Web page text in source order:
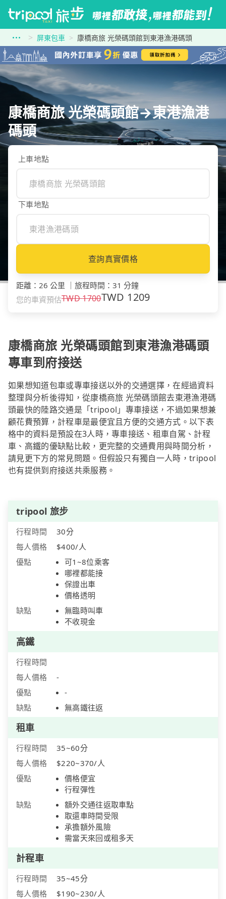
屏東包車 康橋商旅 光榮碼頭館到東港漁港碼頭
康橋商旅 光榮碼頭館→東港漁港
碼頭
上車地點
下車地點
查詢真實價格
距離 ： 26 公里 ｜ 旅程時間 ： 31 分鐘
您的車資預估TWD1700TWD 1209
康橋商旅 光榮碼頭館到東港漁港碼頭
專車到府接送
如果想知道包車或專車接送以外的交通選擇，在經過資料
整理與分析後得知，從康橋商旅 光榮碼頭館去東港漁港碼
頭最快的陸路交通是「tripool」專車接送，不過如果想兼
顧花費預算，計程車是最便宜且方便的交通方式。以下表
格中的資料是預設在3人時，專車接送、租車自駕、計程
車、高鐵的優缺點比較，更完整的交通費用與時間分析，
請見更下方的常見問題。但假設只有獨自一人時，tripool
也有提供到府接送共乘服務。
tripool 旅步
行程時間
30分
每人價格
$400/人
優點
可1~8位乘客
哪裡都能接
保證出車
價格透明
缺點
無臨時叫車
不收現金
高鐵
行程時間
每人價格
-
優點
-
缺點
無高鐵往返
租車
行程時間
35~60分
每人價格
$220~370/人
優點
價格便宜
行程彈性
缺點
額外交通往返取車點
取還車時間受限
承擔額外風險
需當天來回或租多天
計程車
行程時間
35~45分
每人價格
$190~230/人